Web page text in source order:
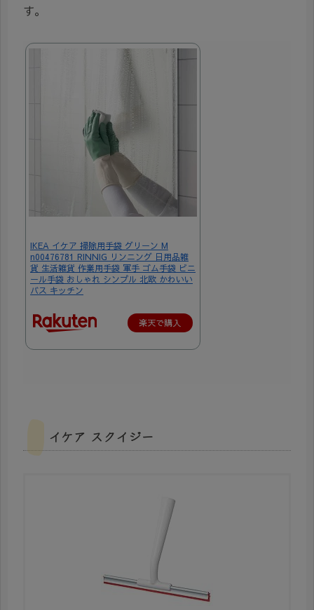
す。
IKEA イケア 掃除用手袋 グリーン M
n00476781 RINNIG リンニング 日用品雑
貨 生活雑貨 作業用手袋 軍手 ゴム手袋 ビニ
ール手袋 おしゃれ シンプル 北欧 かわいい
バス キッチン
楽天で購入
イケア スクイジー